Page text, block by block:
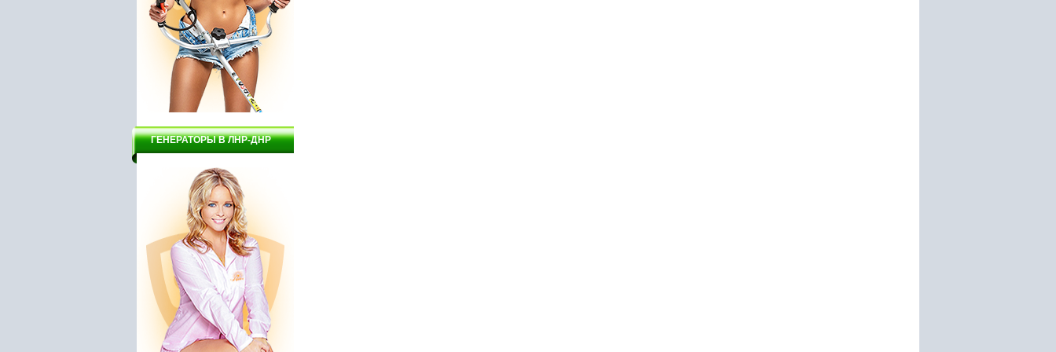
ГЕНЕРАТОРЫ В ЛНР-ДНР